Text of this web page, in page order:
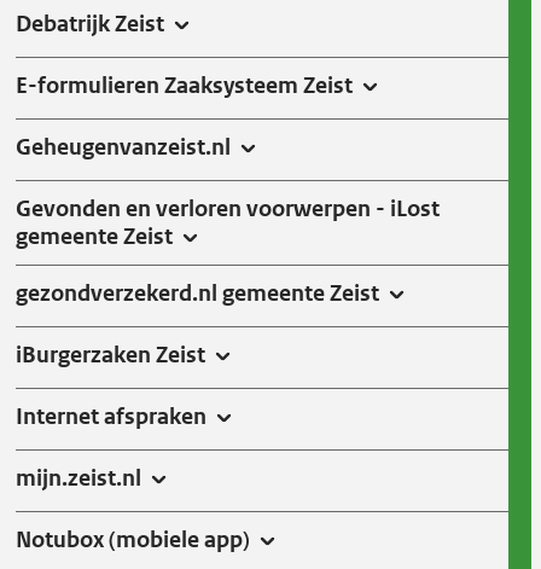
Debatrijk Zeist
E-formulieren Zaaksysteem Zeist
Geheugenvanzeist.nl
Gevonden en verloren voorwerpen - iLost
gemeente Zeist
gezondverzekerd.nl gemeente Zeist
iBurgerzaken Zeist
Internet afspraken
mijn.zeist.nl
Notubox (mobiele app)